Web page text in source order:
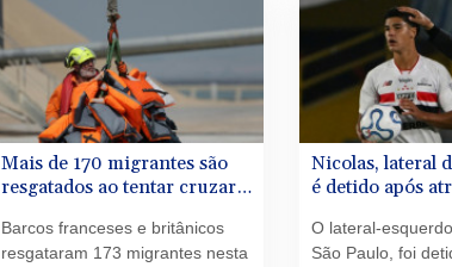
Inácio Lula da Silva, informou
sua defesa nesta terça-feira.
queda de cinzas.
Mais de 170 migrantes são
resgatados ao tentar cruzar o
Barcos franceses e britânicos
resgataram 173 migrantes nesta
Nicolas, lateral
é detido após
O lateral-
São Paulo, foi